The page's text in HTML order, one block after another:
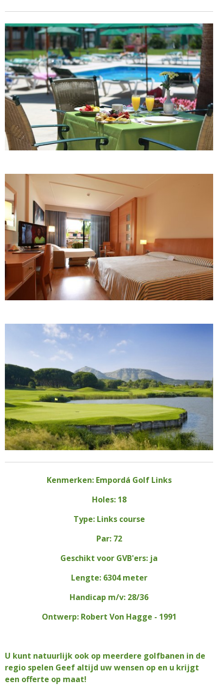
Kenmerken: Empordá Golf Links
Holes: 18
Type: Links course
Par: 72
Geschikt voor GVB'ers: ja
Lengte: 6304 meter
Handicap m/v: 28/36
Ontwerp: Robert Von Hagge - 1991
U kunt natuurlijk ook op meerdere golfbanen in de
regio spelen Geef altijd uw wensen op en u krijgt
een offerte op maat!